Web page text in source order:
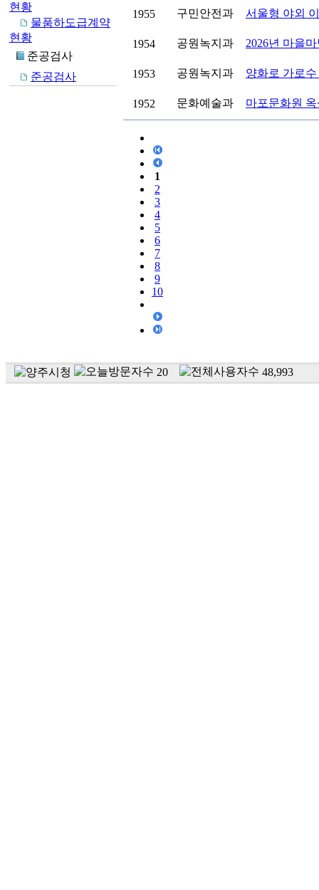
현황
물품하도급계약
현황
준공검사
준공검사
1955 구민안전과 서울형 야외
1954 공원녹지과 2026년 마을
1953 공원녹지과 양화로 가로
1952 문화예술과 마포문화원
1
2
3
4
5
6
7
8
9
10
20 48,993